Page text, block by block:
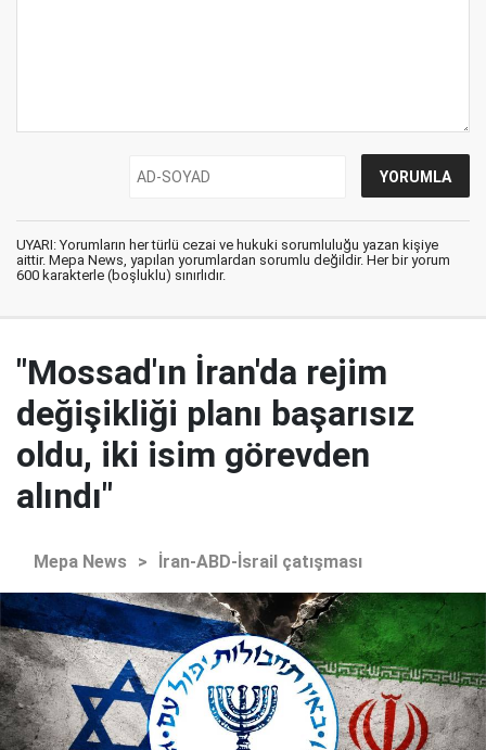
UYARI: Yorumların her türlü cezai ve hukuki sorumluluğu yazan kişiye
aittir. Mepa News, yapılan yorumlardan sorumlu değildir. Her bir yorum
600 karakterle (boşluklu) sınırlıdır.
"Mossad'ın İran'da rejim
değişikliği planı başarısız
oldu, iki isim görevden
alındı"
Mepa News > İran-ABD-İsrail çatışması